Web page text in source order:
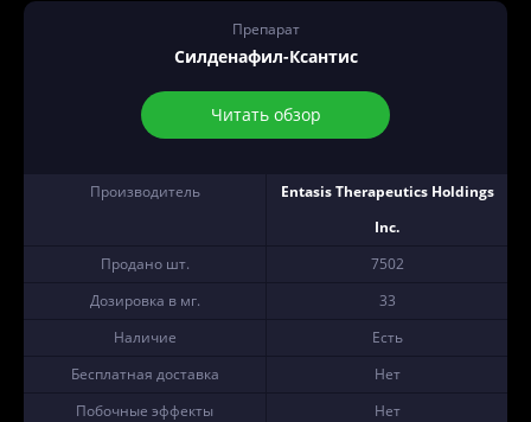
Препарат
Силденафил-Ксантис
Читать обзор
Производитель
Entasis Therapeutics Holdings
Inc.
Продано шт.
7502
Дозировка в мг.
33
Наличие
Есть
Бесплатная доставка
Нет
Побочные эффекты
Нет